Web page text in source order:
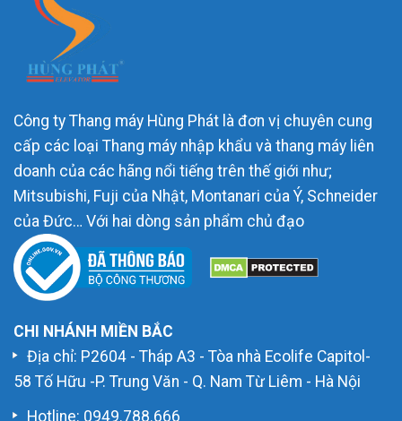
Công ty Thang máy Hùng Phát là đơn vị chuyên cung
cấp các loại Thang máy nhập khẩu và thang máy liên
doanh của các hãng nổi tiếng trên thế giới như;
Mitsubishi, Fuji của Nhật, Montanari của Ý, Schneider
của Đức… Với hai dòng sản phẩm chủ đạo
CHI NHÁNH MIỀN BẮC
Địa chỉ: P2604 - Tháp A3 - Tòa nhà Ecolife Capitol-
58 Tố Hữu -P. Trung Văn - Q. Nam Từ Liêm - Hà Nội
Hotline: 0949.788.666